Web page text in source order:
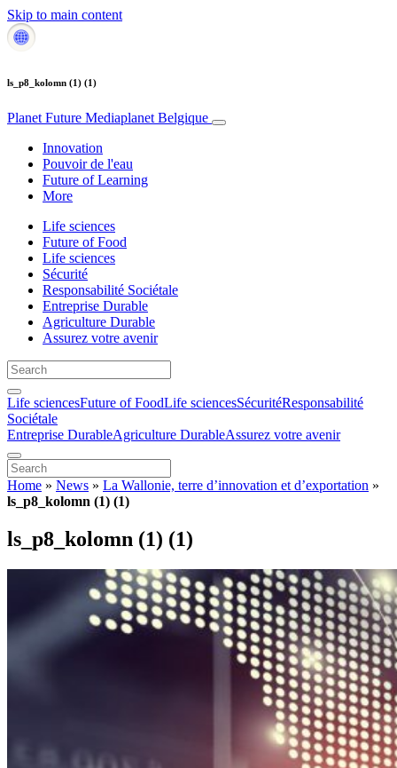
Skip to main content
ls_p8_kolomn (1) (1)
Planet Future Mediaplanet Belgique
Innovation
Pouvoir de l'eau
Future of Learning
More
Life sciences
Future of Food
Life sciences
Sécurité
Responsabilité Sociétale
Entreprise Durable
Agriculture Durable
Assurez votre avenir
Life sciencesFuture of FoodLife sciencesSécuritéResponsabilité
Sociétale
Entreprise DurableAgriculture DurableAssurez votre avenir
Home » News » La Wallonie, terre d’innovation et d’exportation »
ls_p8_kolomn (1) (1)
ls_p8_kolomn (1) (1)